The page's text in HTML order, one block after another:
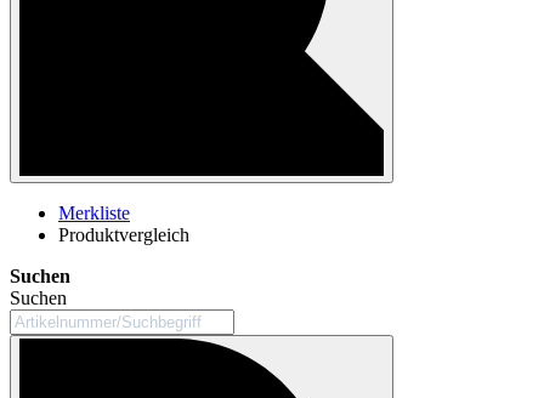
Merkliste
Produktvergleich
Suchen
Suchen